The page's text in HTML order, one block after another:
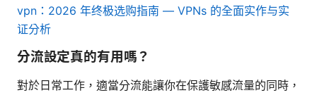
vpn：2026 年终极选购指南 — VPNs 的全面实作与实
证分析
分流設定真的有用嗎？
對於日常工作，適當分流能讓你在保護敏感流量的同時，